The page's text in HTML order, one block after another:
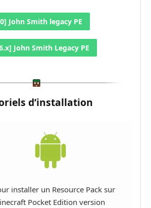
John Smith legacy PE
John Smith Legacy PE
d’installation
installer un Resource Pack sur
Pocket Edition version